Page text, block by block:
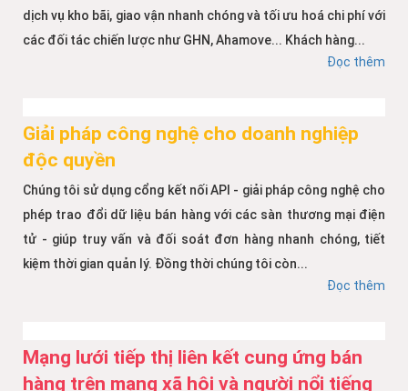
dịch vụ kho bãi, giao vận nhanh chóng và tối ưu hoá chi phí với
các đối tác chiến lược như GHN, Ahamove... Khách hàng...
Đọc thêm
Giải pháp công nghệ cho doanh nghiệp
độc quyền
Chúng tôi sử dụng cổng kết nối API - giải pháp công nghệ cho
phép trao đổi dữ liệu bán hàng với các sàn thương mại điện
tử - giúp truy vấn và đối soát đơn hàng nhanh chóng, tiết
kiệm thời gian quản lý. Đồng thời chúng tôi còn...
Đọc thêm
Mạng lưới tiếp thị liên kết cung ứng bán
hàng trên mạng xã hội và người nổi tiếng